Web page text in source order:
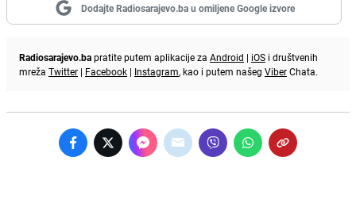
Dodajte Radiosarajevo.ba u omiljene Google izvore
Radiosarajevo.bapratite putem aplikacije za Android | iOS i društvenih
mreža Twitter | Facebook | Instagram, kao i putem našeg ViberChata.